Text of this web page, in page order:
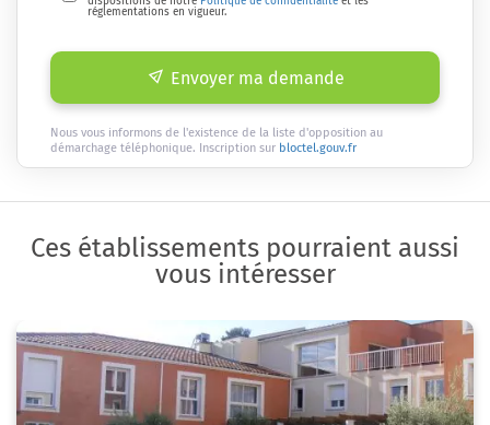
réglementations en vigueur.
Envoyer ma demande
Nous vous informons de l'existence de la liste d'opposition au
démarchage téléphonique. Inscription sur bloctel.gouv.fr
Ces établissements pourraient aussi
vous intéresser